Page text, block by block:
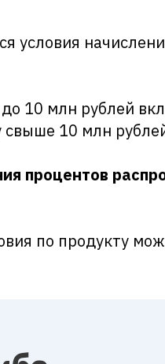
условия
10 млн рублей
свыше 10 млн
процентов
по продукту